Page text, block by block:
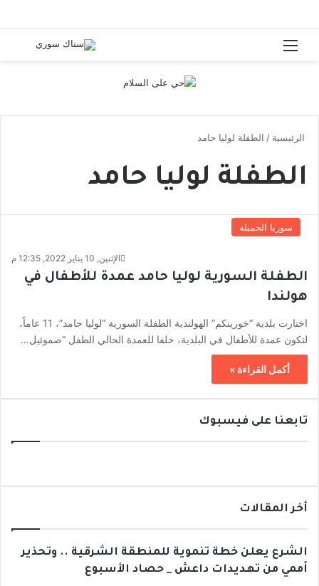
الرئيسية / الطفلة لوليا حامد
الطفلة لوليا حامد
سوريا الجميلة
الإثنين, 10 يناير 2022, 12:35 م
الطفلة السورية لوليا حامد عمدة للأطفال في
هولندا
اختارت بلدية “خورينكم” الهولندية الطفلة السورية “لوليا حامد”، 11 عاماً،
لتكون عمدة للأطفال في البلدية، خلفا للعمدة الحالي الطفل “صموئيل…
أكمل القراءة »
تابعنا على فيسبوك
أخر المقالات
الشرع يعلن خطة تنموية للمنطقة الشرقية .. وتحذير
أممي من تهديدات داعش _ حصاد الأسبوع